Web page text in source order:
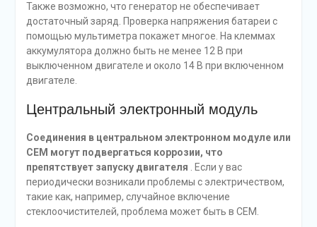
Также возможно, что генератор не обеспечивает
достаточный заряд. Проверка напряжения батареи с
помощью мультиметра покажет многое. На клеммах
аккумулятора должно быть не менее 12 В при
выключенном двигателе и около 14 В при включенном
двигателе.
Центральный электронный модуль
Соединения в центральном электронном модуле или
CEM могут подвергаться коррозии, что
препятствует запуску двигателя . Если у вас
периодически возникали проблемы с электричеством,
такие как, например, случайное включение
стеклоочистителей, проблема может быть в CEM.